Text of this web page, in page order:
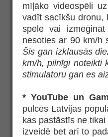
mīļāko videospēli
vadīt sacīkšu dronu,
spēlē vai
nesoties ar 90 km/h
Šis gan izklausās
km/h, pilnīgi noteikti
stimulatoru gan es
* YouTube un
pulcēs Latvijas
kas pastāstīs ne
izveidē bet arī to